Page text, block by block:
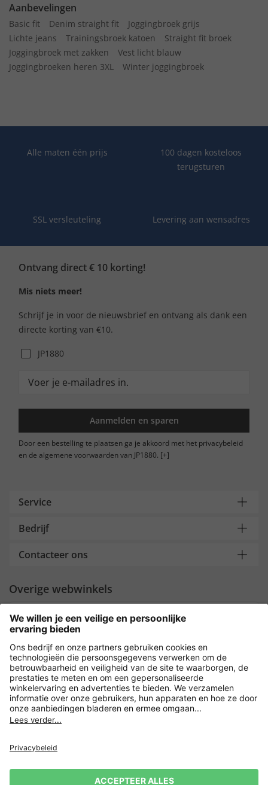
Aanbevelingen
Basic fit Denim straight fit
Joggingbroek grijs
Lichte jeans
Trainingsbroek katoen
Straight fit broek
Joggingbroek met zakken
Vest licht blauw
Joggingbroeken heren 3XL
Winter joggingbroek
Alle maten één prijs
100 dagen kosteloos
terugsturen
SSL versleuteling Levering aan wensadres
Ontvang direct € 10 korting!
Mis niets meer!
Schrijf je in voor de nieuwsbrief en ontvang als dank een
directe korting van €10.
JP1880
Aanmelden en sparen
Door een bestelling te plaatsen ga je akkoord met het privacybeleid
en de algemene voorwaarden van JP1880. [+]
Service
Bedrijf
Contacteer ons
Overige webwinkels
Nederland
Payment and Delivery
Versleuteling met
Verkoopvoorwaarden Leveringsvoorwaarden